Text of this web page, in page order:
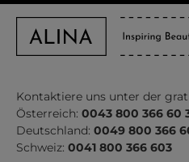
Kontaktiere uns unter der
Österreich: 0043 800 366 60
Deutschland: 0049 800 366
Schweiz: 0041 800 366 603